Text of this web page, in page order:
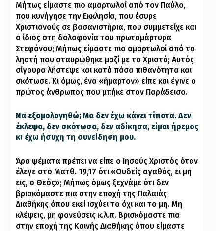
Μήπως είμαστε πιο αμαρτωλοί από τον Παύλο,
που κυνήγησε την Εκκλησία, που έσυρε
Χριστιανούς σε βασανιστήρια, που συμμετείχε και
ο ίδιος στη δολοφονία του πρωτομάρτυρα
Στεφάνου; Μήπως είμαστε πιο αμαρτωλοί από το
ληστή που σταυρώθηκε μαζί με το Χριστό; Αυτός
σίγουρα λήστεψε και κατά πάσα πιθανότητα και
σκότωσε. Κι όμως, ένα «ήμαρτον» είπε και έγινε ο
πρώτος άνθρωπος που μπήκε στον Παράδεισο.
Να εξομολογηθώ; Μα δεν έχω κάνει τίποτα. Δεν
έκλεψα, δεν σκότωσα, δεν αδίκησα, είμαι ήρεμος
κι έχω ήσυχη τη συνείδηση μου.
Άρα ψέματα πρέπει να είπε ο Ιησούς Χριστός όταν
έλεγε στοΜατθ. 19,17 ότι «Ουδείς αγαθός, ει μη
εις, ο Θεός»; Μήπως όμως ξεχνάμε ότι δεν
βρισκόμαστε πια στην εποχή της Παλαιάς
Διαθήκης όπου εκεί ισχύει το όχι και το μη. Μη
κλέψεις, μη φονεύσεις κ.λ.π. Βρισκόμαστε πια
στην εποχή της Καινής Διαθήκης όπου είμαστε